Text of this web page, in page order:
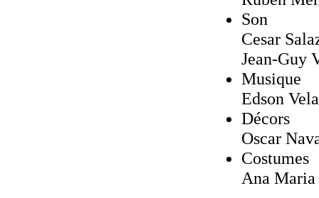
Son
Cesar
Jean-Guy
Musique
Edson
Décors
Oscar
Costumes
Ana Maria